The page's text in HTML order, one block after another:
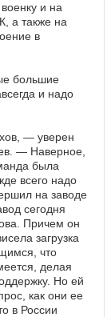
и на
а также на
в
большие
и надо
— уверен
— Наверное,
была
всего надо
на заводе
сегодня
Причем он
загрузка
что
делая
Но ей
как они ее
в России